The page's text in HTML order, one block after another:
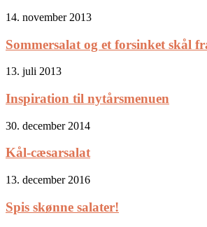
14. november 2013
Sommersalat og et forsinket skål
13. juli 2013
Inspiration til nytårsmenuen
30. december 2014
Kål-cæsarsalat
13. december 2016
Spis skønne salater!